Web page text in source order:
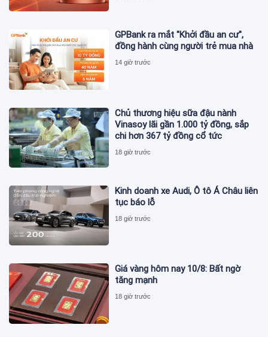
GPBank ra mắt "Khởi đầu an cư",
đồng hành cùng người trẻ mua nhà
14 giờ trước
Chủ thương hiệu sữa đậu nành
Vinasoy lãi gần 1.000 tỷ đồng, sắp
chi hơn 367 tỷ đồng cổ tức
18 giờ trước
Kinh doanh xe Audi, Ô tô Á Châu liên
tục báo lỗ
18 giờ trước
Giá vàng hôm nay 10/8: Bất ngờ
tăng mạnh
18 giờ trước